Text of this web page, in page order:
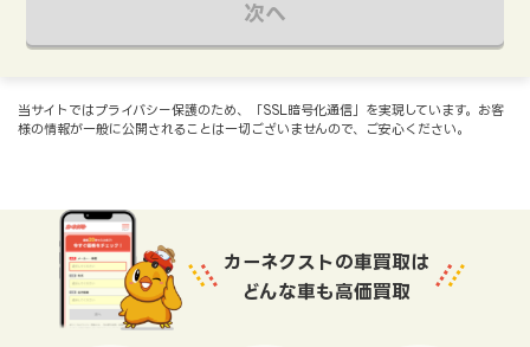
次へ
当サイトではプライバシー保護のため、「SSL暗号化通信」を実現しています。お客
様の情報が一般に公開されることは一切ございませんので、ご安心ください。
カーネクストの車買取は
どんな車も高価買取